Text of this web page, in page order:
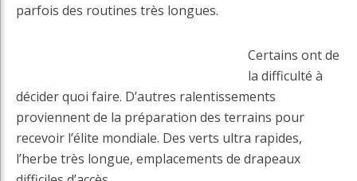
parfois des routines très longues.
Certains ont de
la difficulté à
décider quoi faire. D’autres ralentissements
proviennent de la préparation des terrains pour
recevoir l’élite mondiale. Des verts ultra rapides,
l’herbe très longue, emplacements de drapeaux